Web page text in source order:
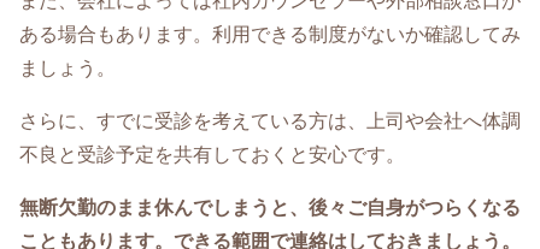
ある場合もあります。利用できる制度がないか確認してみ
ましょう。
さらに、すでに受診を考えている方は、上司や会社へ体調
不良と受診予定を共有しておくと安心です。
無断欠勤のまま休んでしまうと、後々ご自身がつらくなる
こともあります。できる範囲で連絡はしておきましょう。